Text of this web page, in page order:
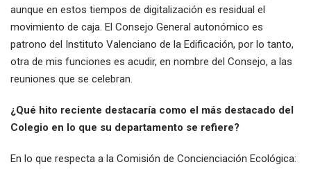
aunque en estos tiempos de digitalización es residual el
movimiento de caja. El Consejo General autonómico es
patrono del Instituto Valenciano de la Edificación, por lo tanto,
otra de mis funciones es acudir, en nombre del Consejo, a las
reuniones que se celebran.
¿Qué hito reciente destacaría como el más destacado del
Colegio en lo que su departamento se refiere?
En lo que respecta a la Comisión de Concienciación Ecológica: